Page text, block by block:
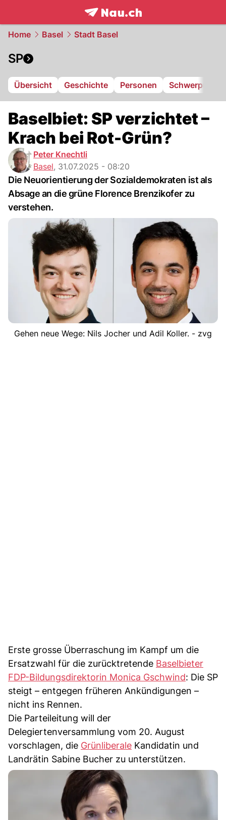
frontpage.NAU.ch
Home Basel Stadt Basel
SP
Übersicht Geschichte Personen Schwerpunkte
Baselbiet: SP verzichtet –
Krach bei Rot-Grün?
Peter Knechtli
Basel, 31.07.2025 - 08:20
Die Neuorientierung der Sozialdemokraten ist als
Absage an die grüne Florence Brenzikofer zu
verstehen.
Gehen neue Wege: Nils Jocher und Adil Koller. - zvg
Erste grosse Überraschung im Kampf um die
Ersatzwahl für die zurücktretende Baselbieter
FDP-Bildungsdirektorin Monica Gschwind: Die SP
steigt – entgegen früheren Ankündigungen –
nicht ins Rennen.
Die Parteileitung will der
Delegiertenversammlung vom 20. August
vorschlagen, die Grünliberale Kandidatin und
Landrätin Sabine Bucher zu unterstützen.